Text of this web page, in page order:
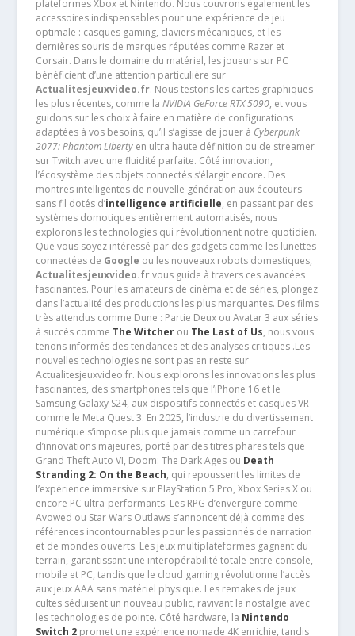
plateformes Xbox et Nintendo. Nous couvrons également les
accessoires indispensables pour une expérience de jeu
optimale : casques gaming, claviers mécaniques, et les
dernières souris de marques réputées comme Razer et
Corsair. Dans le domaine du matériel, les joueurs sur PC
bénéficient d’une attention particulière sur
Actualitesjeuxvideo.fr. Nous testons les cartes graphiques
les plus récentes, comme la NVIDIA GeForce RTX 5090, et vous
guidons sur les choix à faire en matière de configurations
adaptées à vos besoins, qu’il s’agisse de jouer à Cyberpunk
2077: Phantom Libertyen ultra haute définition ou de streamer
sur Twitch avec une fluidité parfaite. Côté innovation,
l’écosystème des objets connectés s’élargit encore. Des
montres intelligentes de nouvelle génération aux écouteurs
sans fil dotés d’intelligence artificielle, en passant par des
systèmes domotiques entièrement automatisés, nous
explorons les technologies qui révolutionnent notre quotidien.
Que vous soyez intéressé par des gadgets comme les lunettes
connectées de Google ou les nouveaux robots domestiques,
Actualitesjeuxvideo.frvous guide à travers ces avancées
fascinantes. Pour les amateurs de cinéma et de séries, plongez
dans l’actualité des productions les plus marquantes. Des films
très attendus comme Dune : Partie Deux ou Avatar 3 aux séries
à succès comme The Witcherou The Last of Us, nous vous
tenons informés des tendances et des analyses critiques .Les
nouvelles technologies ne sont pas en reste sur
Actualitesjeuxvideo.fr. Nous explorons les innovations les plus
fascinantes, des smartphones tels que l’iPhone 16 et le
Samsung Galaxy S24, aux dispositifs connectés et casques VR
comme le Meta Quest 3. En 2025, l’industrie du divertissement
numérique s’impose plus que jamais comme un carrefour
d’innovations majeures, porté par des titres phares tels que
Grand Theft Auto VI, Doom: The Dark Ages ou Death
Stranding 2: On the Beach, qui repoussent les limites de
l’expérience immersive sur PlayStation 5 Pro, Xbox Series X ou
encore PC ultra-performants. Les RPG d’envergure comme
Avowed ou Star Wars Outlaws s’annoncent déjà comme des
références incontournables pour les passionnés de narration
et de mondes ouverts. Les jeux multiplateformes gagnent du
terrain, garantissant une interopérabilité totale entre console,
mobile et PC, tandis que le cloud gaming révolutionne l’accès
aux jeux AAA sans matériel physique. Les remakes de jeux
cultes séduisent un nouveau public, ravivant la nostalgie avec
les technologies de pointe. Côté hardware, la Nintendo
Switch 2promet une expérience nomade 4K enrichie, tandis